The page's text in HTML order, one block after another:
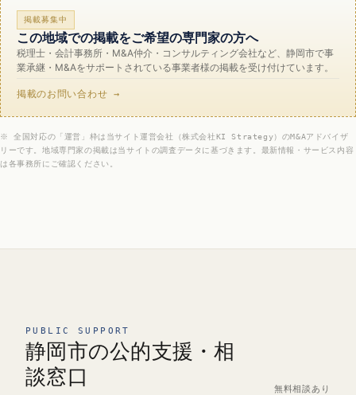
掲載募集中
この地域での掲載をご希望の専門家の方へ
税理士・会計事務所・M&A仲介・コンサルティング会社など、静岡市で事
業承継・M&Aをサポートされている事業者様の掲載を受け付けています。
掲載のお問い合わせ →
※ 全国対応の「運営」枠は当サイト運営会社（株式会社KI Strategy）のM&Aアドバイザ
リーです。地域専門家の掲載は当サイトの調査データに基づきます。最新情報・サービス内容
は各事務所にご確認ください。
PUBLIC SUPPORT
静岡市の公的支援・相
談窓口
無料相談あり